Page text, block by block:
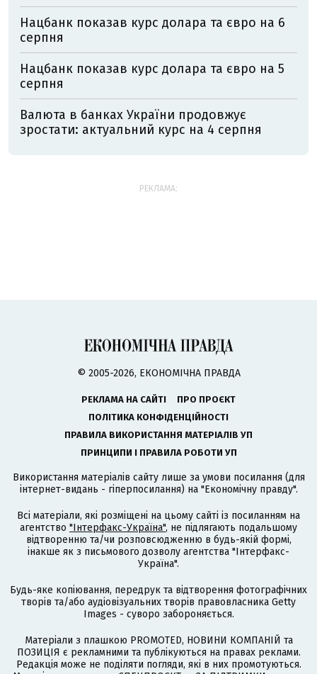
Нацбанк показав курс долара та євро на 6
серпня
Нацбанк показав курс долара та євро на 5
серпня
Валюта в банках України продовжує
зростати: актуальний курс на 4 серпня
РЕКЛАМА:
© 2005-2026, ЕКОНОМІЧНА ПРАВДА
РЕКЛАМА НА САЙТІ
ПРО ПРОЄКТ
ПОЛІТИКА КОНФІДЕНЦІЙНОСТІ
ПРАВИЛА ВИКОРИСТАННЯ МАТЕРІАЛІВ УП
ПРИНЦИПИ І ПРАВИЛА РОБОТИ УП
Використання матеріалів сайту лише за умови посилання (для
інтернет-видань - гіперпосилання) на "Економічну правду".
Всі матеріали, які розміщені на цьому сайті із посиланням на
агентство "Інтерфакс-Україна", не підлягають подальшому
відтворенню та/чи розповсюдженню в будь-якій формі,
інакше як з письмового дозволу агентства "Інтерфакс-
Україна".
Будь-яке копіювання, передрук та відтворення фотографічних
творів та/або аудіовізуальних творів правовласника Getty
Images - суворо забороняється.
Матеріали з плашкою PROMOTED, НОВИНИ КОМПАНІЙ та
ПОЗИЦІЯ є рекламними та публікуються на правах реклами.
Редакція може не поділяти погляди, які в них промотуються.